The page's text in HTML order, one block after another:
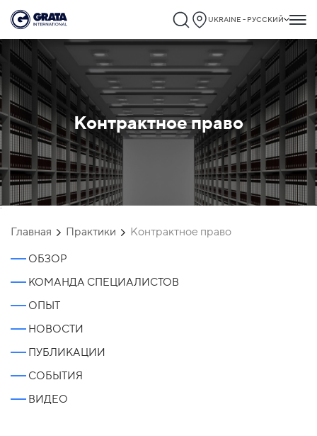
UKRAINE - РУССКИЙ
Контрактное право
`
Главная Практики Контрактное право
ОБЗОР
КОМАНДА СПЕЦИАЛИСТОВ
ОПЫТ
НОВОСТИ
ПУБЛИКАЦИИ
СОБЫТИЯ
ВИДЕО